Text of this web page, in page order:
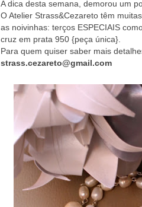
A dica desta semana, demorou um
O Atelier Strass&Cezareto têm
as noivinhas: terços ESPECIAIS
cruz em prata 950 {peça única}.
Para quem quiser saber mais
strass.cezareto@gmail.com